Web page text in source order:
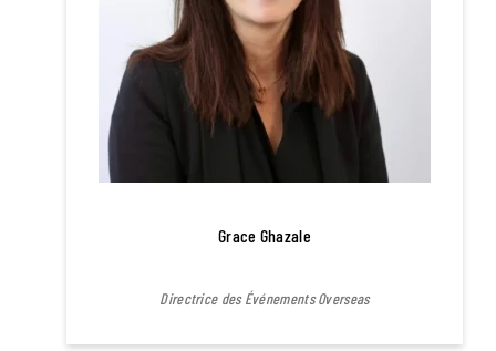
Grace Ghazale
Directrice des Événements Overseas